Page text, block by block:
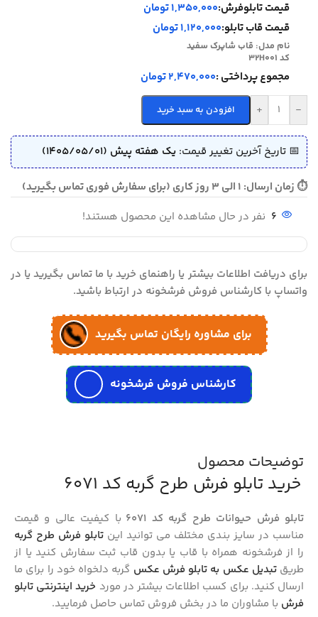
قیمت تابلوفرش:1,350,000 تومان
قیمت قاب تابلو:1,120,000 تومان
نام مدل: قاب شاپرک سفید
کد 32H001
مجموع پرداختی :2,470,000 تومان
-
+ افزودن به سبد خرید
📅 تاریخ آخرین تغییر قیمت: یک هفته پیش (1405/05/01)
⏱ زمان ارسال: 1 الی 3 روز کاری (برای سفارش فوری تماس بگیرید)
6 نفر در حال مشاهده این محصول هستند!
برای دریافت اطلاعات بیشتر یا راهنمای خرید با ما تماس بگیرید یا در
واتساپ با کارشناس فروش فرشخونه در ارتباط باشید.
برای مشاوره رایگان تماس بگیرید
کارشناس فروش فرشخونه
توضیحات محصول
خرید تابلو فرش طرح گربه کد 6071
تابلو فرش حیوانات طرح گربه کد 6071
با کیفیت عالی و قیمت
مناسب در سایز بندی مختلف می توانید این تابلو فرش طرح گربه
را از فرشخونه همراه با قاب یا بدون قاب ثبت سفارش کنید یا از
طریقتبدیل عکس به تابلو فرش عکس گربه دلخواه خود را برای ما
ارسال کنید. برای کسب اطلاعات بیشتر در مورد خرید اینترنتی تابلو
فرش با مشاوران ما در بخش فروش تماس حاصل فرمایید.